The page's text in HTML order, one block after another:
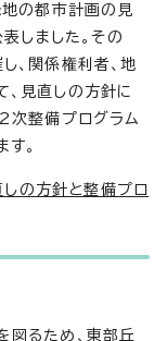
の都市計画の見
しました。その
、関係権利者、地
見直しの方針に
次整備プログラム
。
の方針と整備プロ
るため、東部丘